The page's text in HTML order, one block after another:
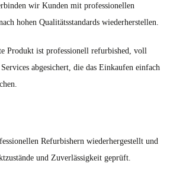
wir Kunden mit professionellen
hohen Qualitätsstandards wiederherstellen.
Produkt ist professionell refurbished, voll
abgesichert, die das Einkaufen einfach
Refurbishern wiederhergestellt und
und Zuverlässigkeit geprüft.